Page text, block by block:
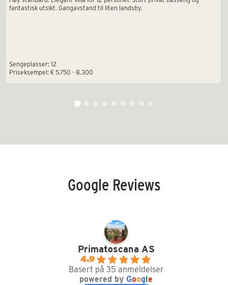
fantastisk utsikt. Gangavstand til liten landsby.
Sengeplasser: 12
Priseksempel: € 5.750 - 8.300
Google Reviews
Primatoscana AS
4.9
Basert på 35 anmeldelser
powered by Google